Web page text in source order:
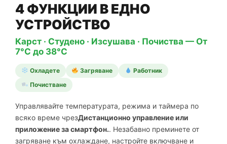
4 ФУНКЦИИ В ЕДНО
УСТРОЙСТВО
Карст · Студено · Изсушава · Почиства — От
7°C до 38°C
Охладете Загряване
Работник
Почистване
Управлявайте температурата, режима и таймера по
всяко време чрезДистанционно управление или
приложение за смартфон.. Незабавно преминете от
загряване към охлаждане, настройте включване и